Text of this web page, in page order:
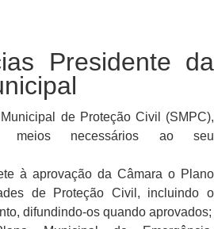
Presidente da
de Proteção Civil (SMPC),
meios necessários ao seu
à aprovação da Câmara o Plano
de Proteção Civil, incluindo o
difundindo-os quando aprovados;